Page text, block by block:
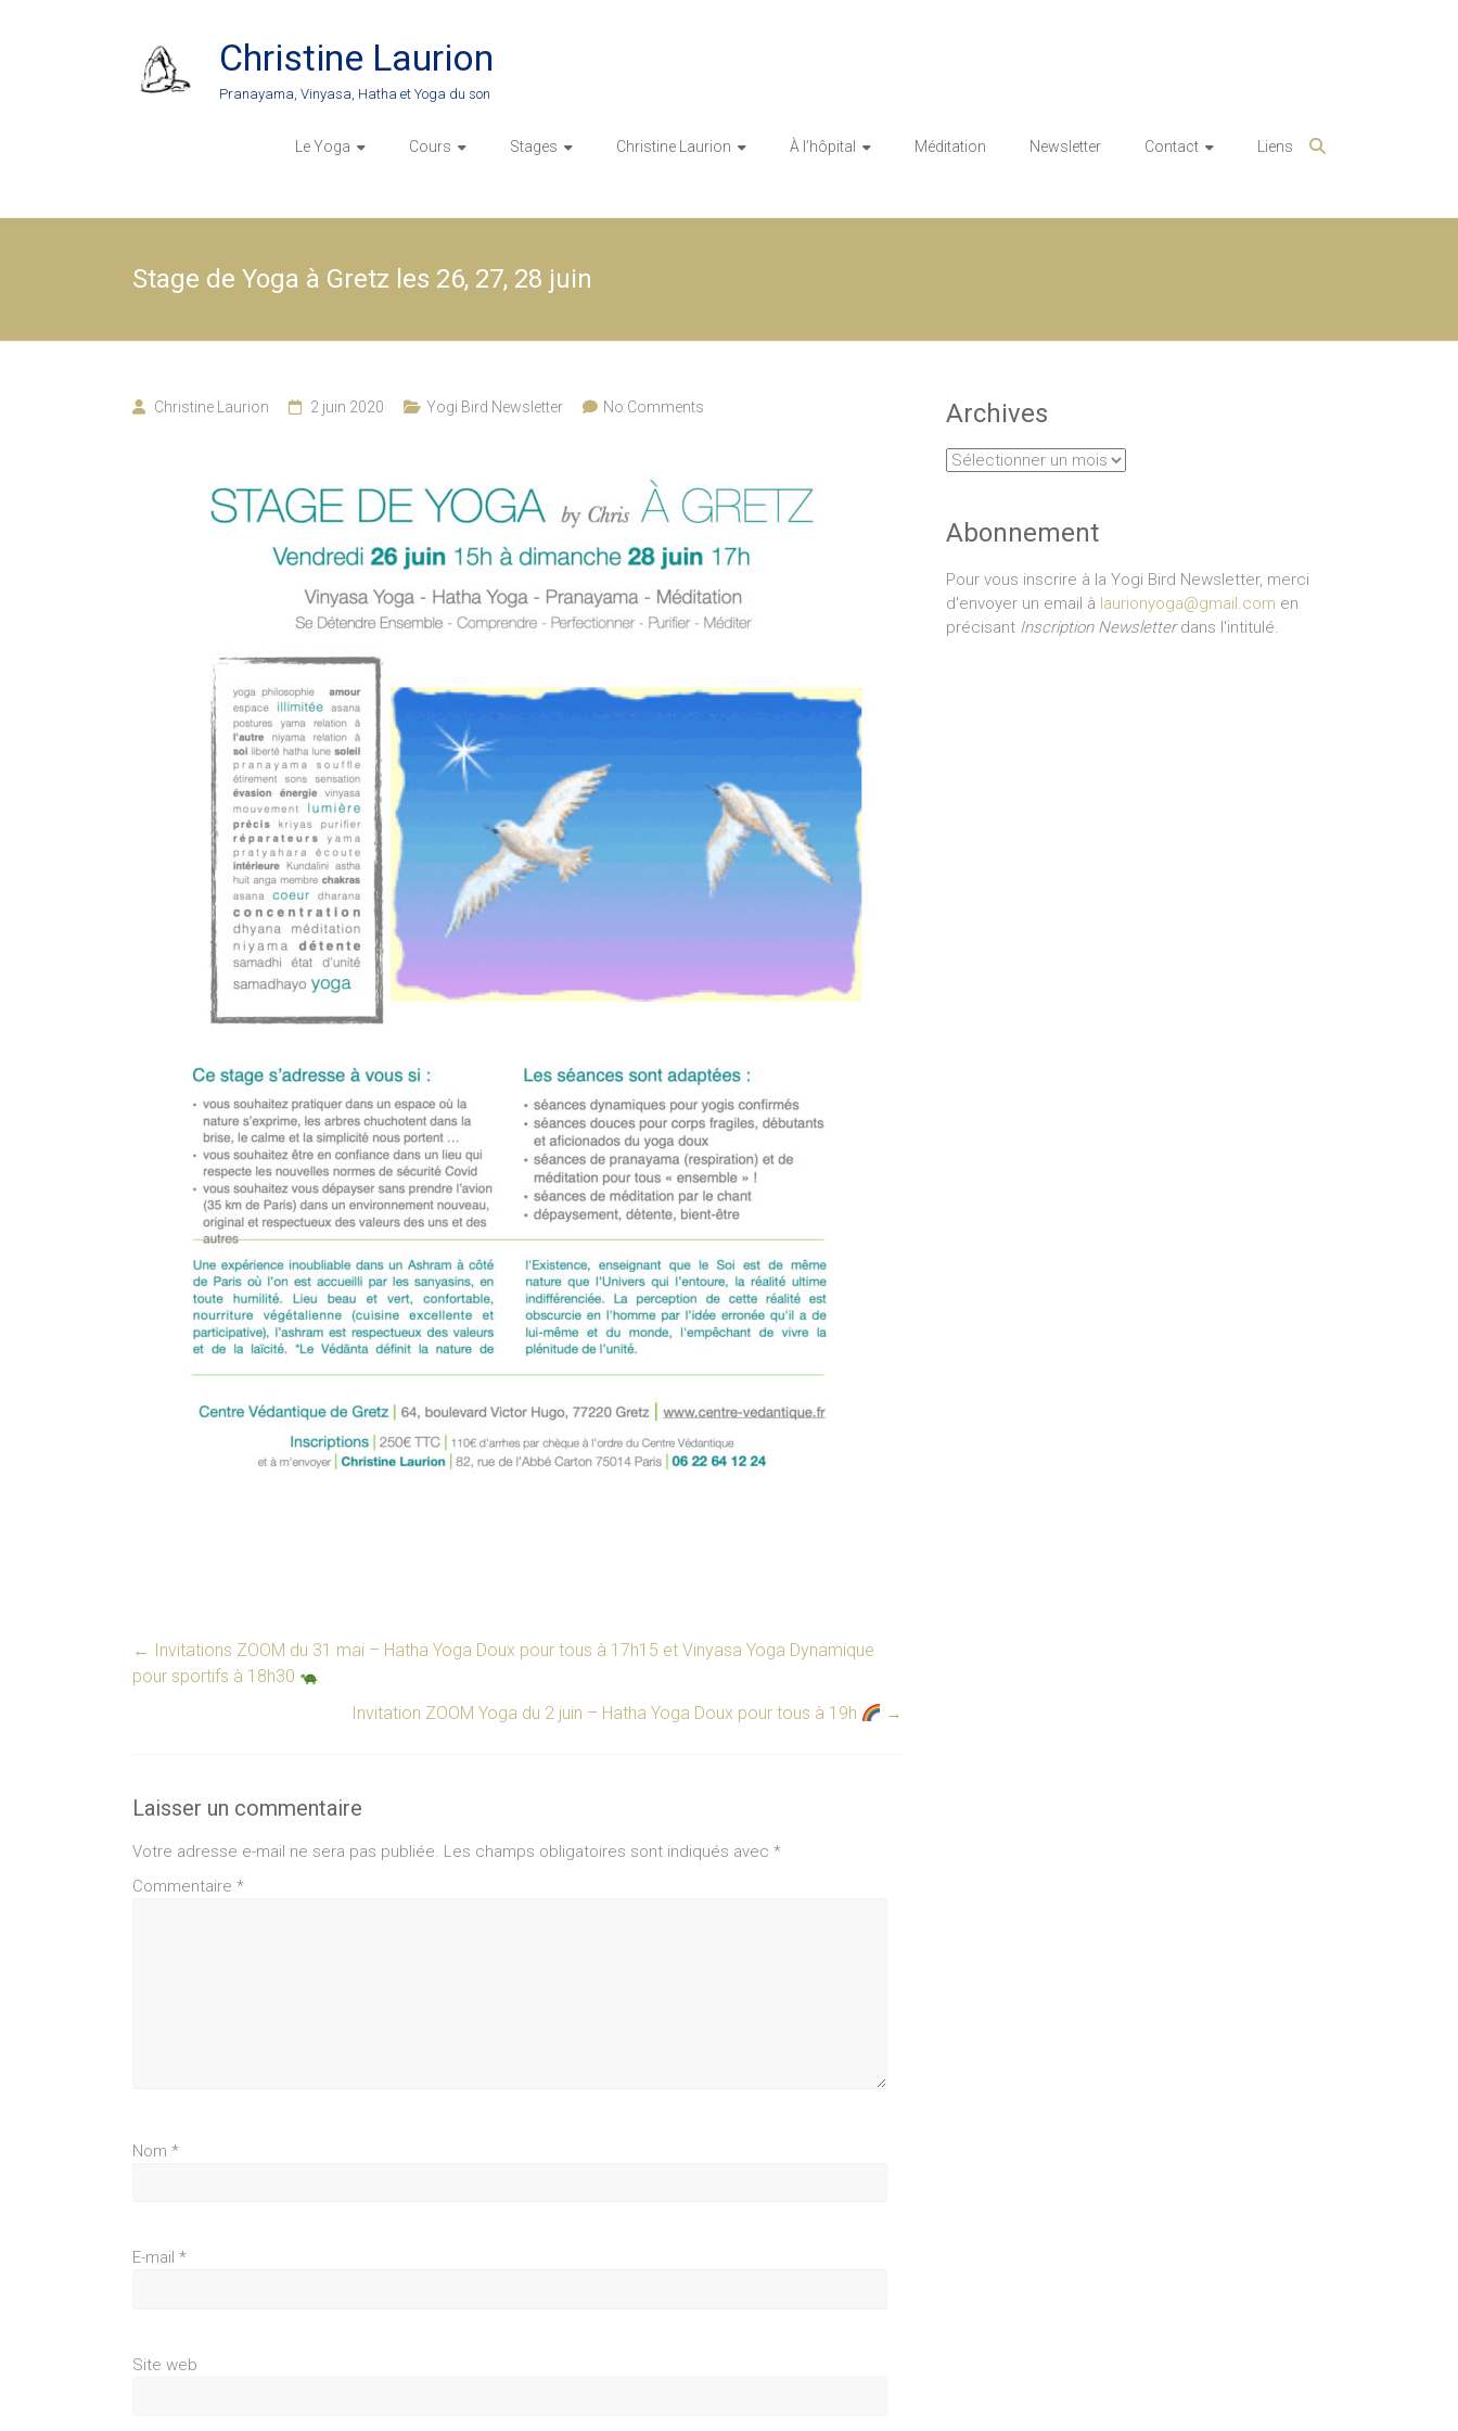
Christine Laurion
Pranayama, Vinyasa, Hatha et Yoga du son
Le Yoga Cours Stages Christine Laurion À l’hôpital Méditation Newsletter Contact Liens
Stage de Yoga à Gretz les 26, 27, 28 juin
Christine Laurion 2 juin 2020 Yogi Bird Newsletter No Comments
← Invitations ZOOM du 31 mai – Hatha Yoga Doux pour tous à 17h15 et Vinyasa Yoga Dynamique
pour sportifs à 18h30
Invitation ZOOM Yoga du 2 juin – Hatha Yoga Doux pour tous à 19h
→
Laisser un commentaire
Votre adresse e-mail ne sera pas publiée. Les champs obligatoires sont indiqués avec *
Commentaire *
Nom *
E-mail *
Site web
Archives
Archives
Abonnement
Pour vous inscrire à la Yogi Bird Newsletter, merci
d'envoyer un email à laurionyoga@gmail.com en
précisant Inscription Newsletterdans l'intitulé.